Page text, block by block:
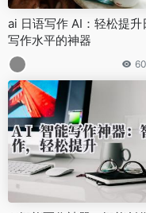
ai 日语写作 AI：轻松提升
写作水平的神器
60